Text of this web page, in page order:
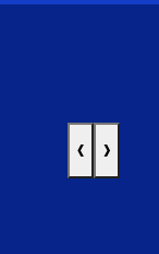
‹ ›